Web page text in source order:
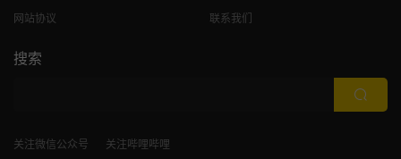
网站协议
联系我们
搜索
关注微信公众号 关注哔哩哔哩